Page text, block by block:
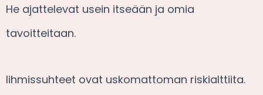
He ajattelevat usein itseään ja omia
tavoitteitaan.
Iihmissuhteet ovat uskomattoman riskialttiita.